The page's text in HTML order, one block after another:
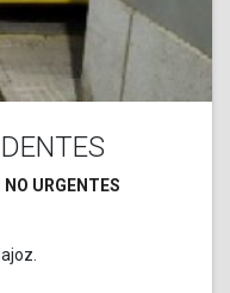
URGENTES